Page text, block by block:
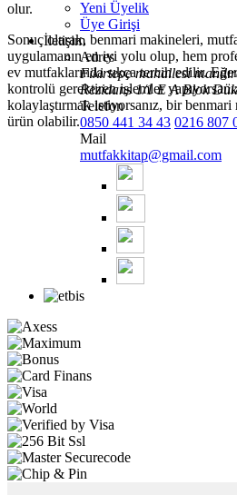
olur.
Sonuç olarak, benmari makineleri,
uygulamanın en iyi yolu olup, hem
ev mutfaklarında sıkça tercih edilir.
kontrolü gerektiren işlemler
kolaylaştırmak istiyorsanız, bir
ürün olabilir.
Yeni Üyelik
Üye Girişi
İletişim
Adres
Fikirtepe mahallesi
Rezidans 1/1 E A Blok
Telefon
0850 441 34 43 0216 807
Mail
mutfakkitap@gmail.com